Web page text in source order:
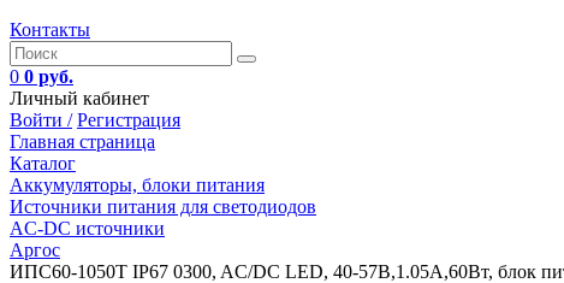
Контакты
0 0 руб.
Личный кабинет
Войти / Регистрация
Главная страница
Каталог
Аккумуляторы, блоки питания
Источники питания для светодиодов
AC-DC источники
Аргос
ИПС60-1050Т IP67 0300, AC/DC LED, 40-57В,1.05А,60Вт, блок